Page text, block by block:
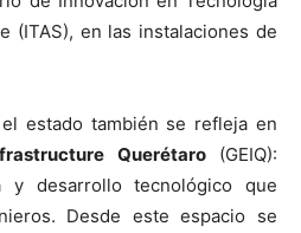
(ITAS), en las instalaciones de
estado también se refleja en
Querétaro (GEIQ):
y desarrollo tecnológico que
Desde este espacio se